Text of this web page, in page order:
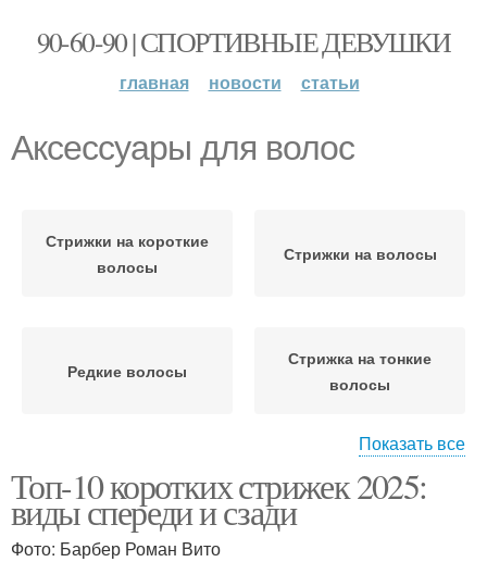
90-60-90 | СПОРТИВНЫЕ ДЕВУШКИ
главная новости статьи
Аксессуары для волос
Стрижки на короткие
волосы
Стрижки на волосы
Редкие волосы
Стрижка на тонкие
волосы
Модные аксессуары Тонкие волосы
Показать все
Топ-10 коротких стрижек 2025:
виды спереди и сзади
Фото: Барбер Роман Вито